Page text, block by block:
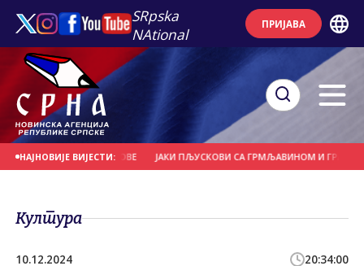
SRpska
NAtional
ПРИЈАВА
НАЈНОВИЈЕ ВИЈЕСТИ:
И НОСИЛА КРОВОВЕ ЈАКИ ПЉУСКОВИ СА ГРМЉАВИНОМ И ГРАДОМ У
Култура
10.12.2024 20:34:00